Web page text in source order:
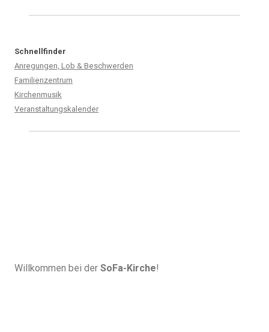
Schnellfinder
Anregungen, Lob & Beschwerden
Familienzentrum
Kirchenmusik
Veranstaltungskalender
Willkommen bei der SoFa-Kirche!